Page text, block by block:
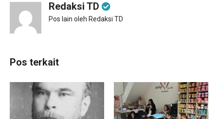
Redaksi TD
Pos lain oleh Redaksi TD
Pos terkait